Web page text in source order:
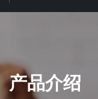
产品介绍